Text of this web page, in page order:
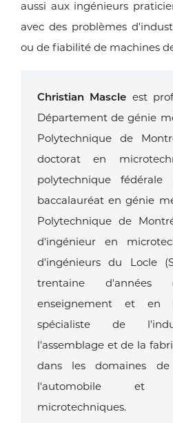
aussi aux ingénieurs
avec des problèmes
ou de fiabilité de machines
Christian Mascle est
Département de génie
Polytechnique de
doctorat en
polytechnique
baccalauréat en génie
Polytechnique de
d'ingénieur en
d'ingénieurs du Locle
trentaine d'années
enseignement et en
spécialiste de
l'assemblage et de la
dans les domaines de
l'automobile et
microtechniques.